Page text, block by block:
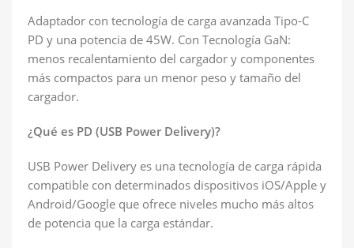
Adaptador con tecnología de carga avanzada Tipo-C
PD y una potencia de 45W. Con Tecnología GaN:
menos recalentamiento del cargador y componentes
más compactos para un menor peso y tamaño del
cargador.
¿Qué es PD (USB Power Delivery)?
USB Power Delivery es una tecnología de carga rápida
compatible con determinados dispositivos iOS/Apple y
Android/Google que ofrece niveles mucho más altos
de potencia que la carga estándar.